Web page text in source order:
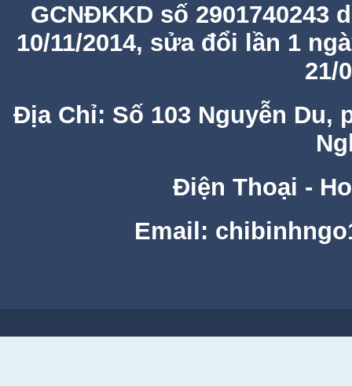
GCNĐKKD số 2901740243
10/11/2014, sửa đổi lần 1
21/
Địa Chỉ: Số 103 Nguyễn Du,
Điện Thoại -
Email: